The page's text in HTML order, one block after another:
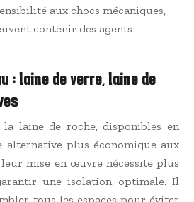
aux chocs mécaniques,
contenir des agents
: laine de verre, laine de
laine de roche, disponibles en
alternative plus économique aux
leur mise en œuvre nécessite plus
une isolation optimale. Il